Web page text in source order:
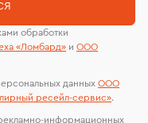
обработки
«Ломбард» и ООО
данных ООО
ресейл-сервиc».
информационных